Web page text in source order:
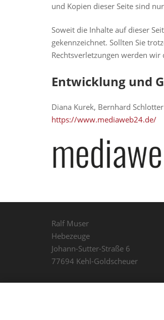
und Kopien dieser Seite sind
Soweit die Inhalte auf dieser
gekennzeichnet. Sollten Sie
Rechtsverletzungen werden
Entwicklung und
Diana Kurek, Bernhard Schlotter
https://www.mediaweb24.de/
Ralf Muser
Hebezeuge
Johann-Sutter-Straße 6
77694 Kehl-Goldscheuer